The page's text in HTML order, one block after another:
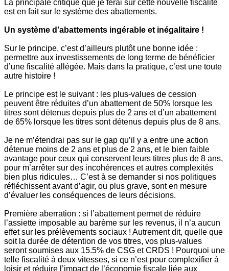
La principale critique que je ferai sur cette nouvelle fiscalité
est en fait sur le système des abattements.
Un système d’abattements ingérable et inégalitaire !
Sur le principe, c’est d’ailleurs plutôt une bonne idée :
permettre aux investissements de long terme de bénéficier
d’une fiscalité allégée. Mais dans la pratique, c’est une toute
autre histoire !
Le principe est le suivant : les plus-values de cession
peuvent être réduites d’un abattement de 50% lorsque les
titres sont détenus depuis plus de 2 ans et d’un abattement
de 65% lorsque les titres sont détenus depuis plus de 8 ans.
Je ne m’étendrai pas sur le gap qu’il y a entre une action
détenue moins de 2 ans et plus de 2 ans, et le bien faible
avantage pour ceux qui conservent leurs titres plus de 8 ans,
pour m’arrêter sur des incohérences et autres complexités
bien plus ridicules… C’est à se demander si nos politiques
réfléchissent avant d’agir, ou plus grave, sont en mesure
d’évaluer les conséquences de leurs décisions.
Première aberration : si l’abattement permet de réduire
l’assiette imposable au barème sur les revenus, il n’a aucun
effet sur les prélèvements sociaux ! Autrement dit, quelle que
soit la durée de détention de vos titres, vos plus-values
seront soumises aux 15.5% de CSG et CRDS ! Pourquoi une
telle fiscalité à deux vitesses, si ce n’est pour complexifier à
loisir et réduire l’impact de l’économie fiscale liée aux